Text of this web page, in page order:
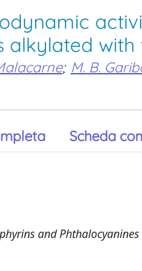
; M. B.
Scheda
and